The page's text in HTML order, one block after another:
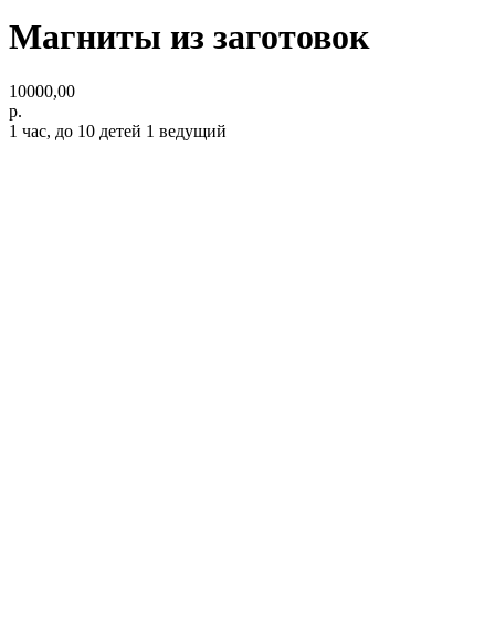
Магниты из заготовок
10000,00
р.
1 час, до 10 детей 1 ведущий